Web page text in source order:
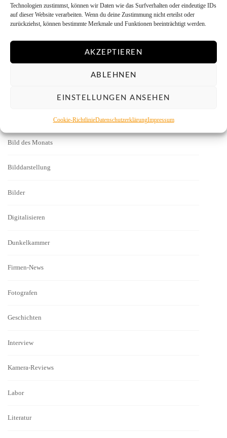
Technologien zustimmst, können wir Daten wie das Surfverhalten oder eindeutige IDs
auf dieser Website verarbeiten. Wenn du deine Zustimmung nicht erteilst oder
zurückziehst, können bestimmte Merkmale und Funktionen beeinträchtigt werden.
AKZEPTIEREN
ABLEHNEN
EINSTELLUNGEN ANSEHEN
Cookie-RichtlinieDatenschutzerklärungImpressum
Allgemein
Ausprobieren
Bild des Monats
Bilddarstellung
Bilder
Digitalisieren
Dunkelkammer
Firmen-News
Fotografen
Geschichten
Interview
Kamera-Reviews
Labor
Literatur